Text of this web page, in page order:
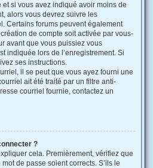
et si vous avez indiqué avoir moins de
alors vous devrez suivre les
Certains forums peuvent également
de compte soit activée par vous-
avant que vous puissiez vous
indiquée lors de l’enregistrement. Si
ses instructions.
il se peut que vous ayez fourni une
ait été traité par un filtre anti-
courriel fournie, contactez un
?
cela. Premièrement, vérifiez que
de passe soient corrects. S’ils le